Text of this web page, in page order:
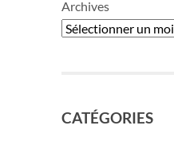
Archives
CATÉGORIES